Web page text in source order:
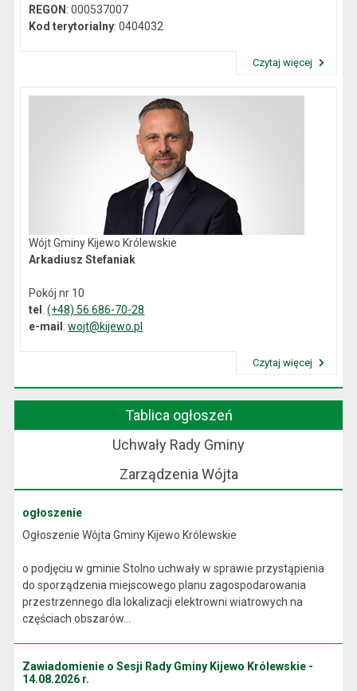
REGON : 000537007
Kod terytorialny: 0404032
Czytaj więcej
Wójt Gminy Kijewo Królewskie
Arkadiusz Stefaniak
Pokój nr 10
tel
.(+48) 56 686-70-28
e-mail :wojt@kijewo.pl
Czytaj więcej
Tablica ogłoszeń
Uchwały Rady Gminy
Zarządzenia Wójta
ogłoszenie
Ogłoszenie Wójta Gminy Kijewo Królewskie
o podjęciu w gminie Stolno uchwały w sprawie przystąpienia
do sporządzenia miejscowego planu zagospodarowania
przestrzennego dla lokalizacji elektrowni wiatrowych na
częściach obszarów...
Zawiadomienie o Sesji Rady Gminy Kijewo Królewskie -
14.08.2026 r.